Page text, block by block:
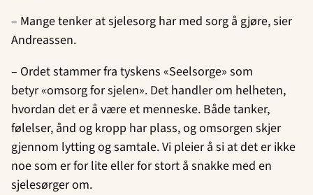
– Mange tenker at sjelesorg har med sorg å gjøre, sier
Andreassen.
– Ordet stammer fra tyskens «Seelsorge» som
betyr «omsorg for sjelen». Det handler om helheten,
hvordan det er å være et menneske. Både tanker,
følelser, ånd og kropp har plass, og omsorgen skjer
gjennom lytting og samtale. Vi pleier å si at det er ikke
noe som er for lite eller for stort å snakke med en
sjelesørger om.